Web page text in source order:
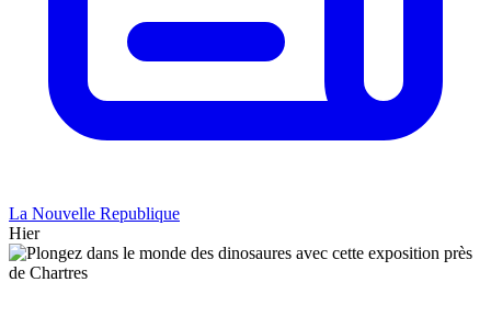
La Nouvelle Republique
Hier